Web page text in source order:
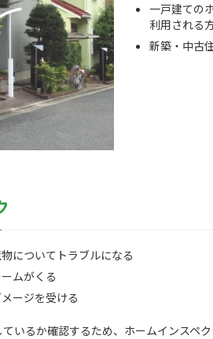
一戸建ての
利用される
新築・中古
についてトラブルになる
ムがくる
ージを受ける
いるか確認するため、ホームインスペ